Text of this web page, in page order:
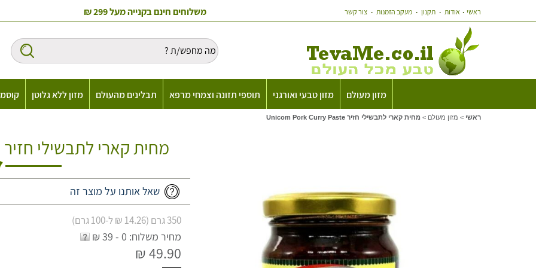
ראשי אודות תקנון מעקב הזמנות צור קשר משלוחים חינם בקנייה מעל 299 ₪
מזון מעולם מזון טבעי ואורגני תוספי תזונה וצמחי מרפא תבלינים מהעולם מזון ללא גלוטן
ראשי > מזון מעולם > מחית קארי לתבשילי חזיר Unicom Pork Curry Paste
מחית קארי לתבשילי חזיר Unicom Pork Curry Paste
שאל אותנו על מוצר זה
350 גרם (14.26 ₪ ל-100 גרם)
מחיר משלוח: 0 - 39 ₪
49.90 ₪